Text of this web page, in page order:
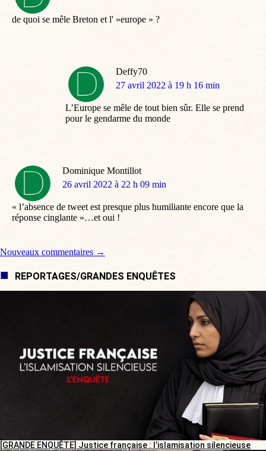
de quoi se mêle Breton et l' »europe » ?
Deffy70
dit
27 avril 2022 à 19 h 16 min
L’Europe se mêle de tout bien sûr. Elle se prend
pour le gendarme du monde
Dominique Montillot
dit
26 avril 2022 à 22 h 09 min
« l’absence de tweet est presque plus humiliante encore que la
réponse cinglante »…et oui !
Navigation de commentaire
Nouveaux commentaires →
REPORTAGES/GRANDES ENQUÊTES
[GRANDE ENQUÊTE] Justice française : l’islamisation silencieuse